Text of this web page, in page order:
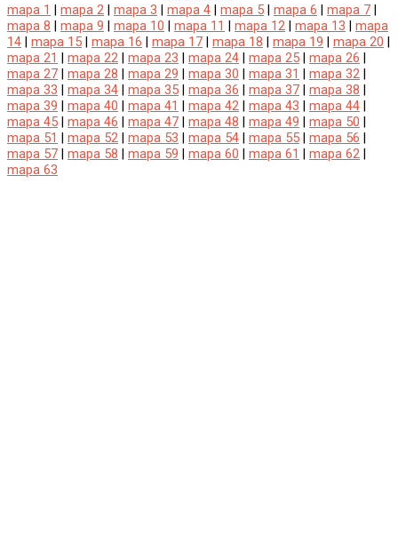
mapa 1 | mapa 2 | mapa 3 | mapa 4 | mapa 5 | mapa 6 | mapa 7 |
mapa 8 | mapa 9 | mapa 10 | mapa 11 | mapa 12 | mapa 13 | mapa
14 | mapa 15 | mapa 16 | mapa 17 | mapa 18 | mapa 19 | mapa 20 |
mapa 21 | mapa 22 | mapa 23 | mapa 24 | mapa 25 | mapa 26 |
mapa 27 | mapa 28 | mapa 29 | mapa 30 | mapa 31 | mapa 32 |
mapa 33 | mapa 34 | mapa 35 | mapa 36 | mapa 37 | mapa 38 |
mapa 39 | mapa 40 | mapa 41 | mapa 42 | mapa 43 | mapa 44 |
mapa 45 | mapa 46 | mapa 47 | mapa 48 | mapa 49 | mapa 50 |
mapa 51 | mapa 52 | mapa 53 | mapa 54 | mapa 55 | mapa 56 |
mapa 57 | mapa 58 | mapa 59 | mapa 60 | mapa 61 | mapa 62 |
mapa 63